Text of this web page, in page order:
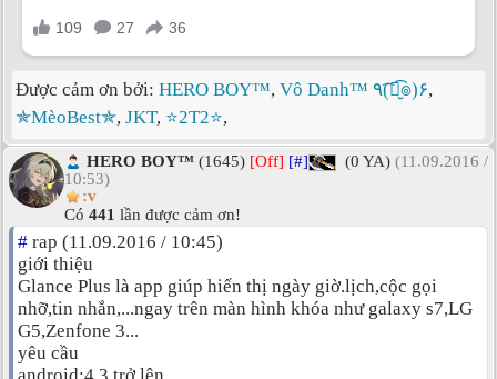
Được cảm ơn bởi: HERO BOY™, Vô Danh™ ٩(͡๏̮͡๏)۶,
✯MèoBest✯, JKT, ⭐2T2⭐,
HERO BOY™ (1645) [Off] [#] (0 YA) (11.09.2016 /
10:53)
:v
Có 441 lần được cảm ơn!
# rap (11.09.2016 / 10:45)
giới thiệu
Glance Plus là app giúp hiển thị ngày giờ.lịch,cộc gọi
nhỡ,tin nhắn,...ngay trên màn hình khóa như galaxy s7,LG
G5,Zenfone 3...
yêu cầu